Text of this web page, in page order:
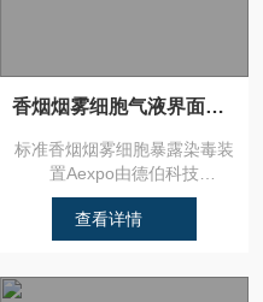
香烟烟雾细胞气液界面暴露系统
标准香烟烟雾细胞暴露染毒装
置Aexpo由德伯科技
（Databiosci）自主研发...
查看详情